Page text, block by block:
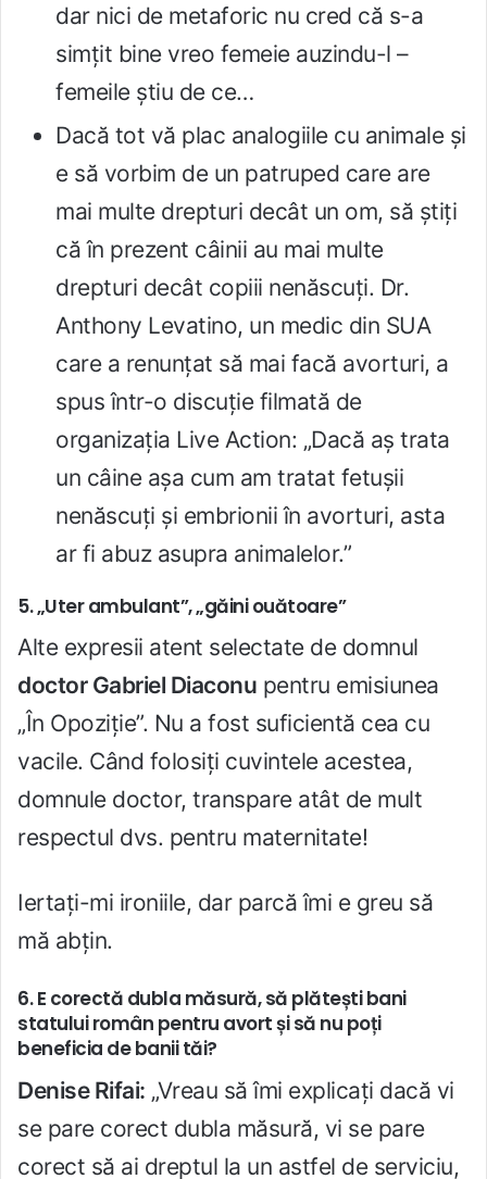
dar nici de metaforic nu cred că s-a
simțit bine vreo femeie auzindu-l –
femeile știu de ce…
Dacă tot vă plac analogiile cu animale și
e să vorbim de un patruped care are
mai multe drepturi decât un om, să știți
că în prezent câinii au mai multe
drepturi decât copiii nenăscuți. Dr.
Anthony Levatino, un medic din SUA
care a renunțat să mai facă avorturi, a
spus într-o discuție filmată de
organizația Live Action: „Dacă aș trata
un câine așa cum am tratat fetușii
nenăscuți și embrionii în avorturi, asta
ar fi abuz asupra animalelor.”
5. „Uter ambulant”, „găini ouătoare”
Alte expresii atent selectate de domnul
doctor Gabriel Diaconu pentru emisiunea
„În Opoziție”. Nu a fost suficientă cea cu
vacile. Când folosiți cuvintele acestea,
domnule doctor, transpare atât de mult
respectul dvs. pentru maternitate!
Iertați-mi ironiile, dar parcă îmi e greu să
mă abțin.
6. E corectă dubla măsură, să plătești bani
statului român pentru avort și să nu poți
beneficia de banii tăi?
Denise Rifai: „Vreau să îmi explicați dacă vi
se pare corect dubla măsură, vi se pare
corect să ai dreptul la un astfel de serviciu,